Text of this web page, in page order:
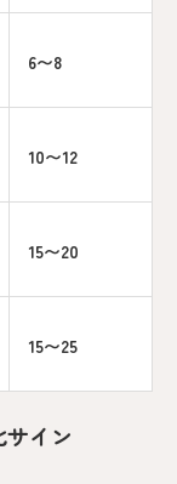
6〜8
10〜12
15〜20
15〜25
イン